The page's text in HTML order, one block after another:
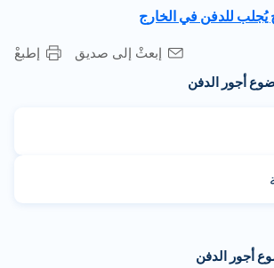
للدفن في الخارج
إطبعْ
إبعثْ إلى صديق
أجور الدفن
أجور الدفن